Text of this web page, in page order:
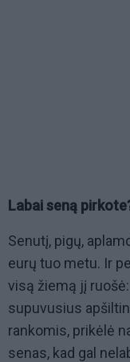
Labai seną
Senutį, pigų,
eurų tuo metu. Ir
visą žiemą jį
supuvusius
rankomis, prikėlė
senas, kad gal